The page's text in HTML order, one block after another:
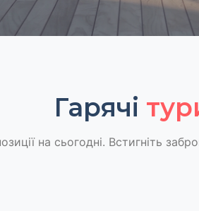
Гарячі
на сьогодні. Встигніть